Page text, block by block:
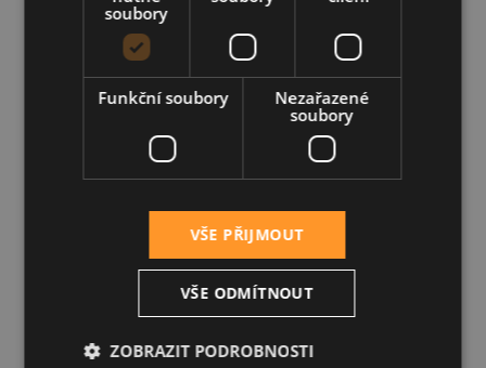
soubory
Funkční soubory
Nezařazené
soubory
VŠE PŘIJMOUT
VŠE ODMÍTNOUT
ZOBRAZIT PODROBNOSTI